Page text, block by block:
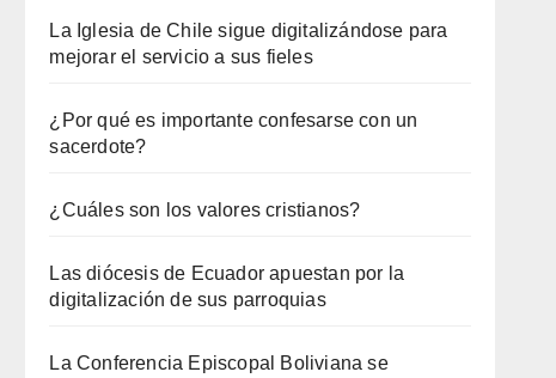
La Iglesia de Chile sigue digitalizándose para
mejorar el servicio a sus fieles
¿Por qué es importante confesarse con un
sacerdote?
¿Cuáles son los valores cristianos?
Las diócesis de Ecuador apuestan por la
digitalización de sus parroquias
La Conferencia Episcopal Boliviana se